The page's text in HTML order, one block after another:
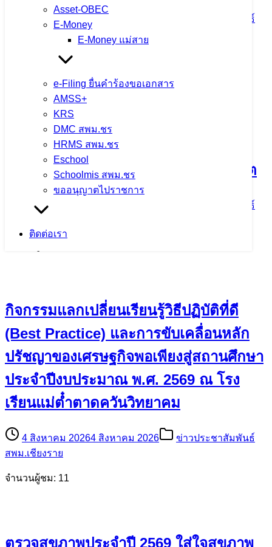
Asset-OBEC
E-Money
E-Money แม่สาย
e-Filing ยื่นคำร้องขอเอกสาร
AMSS+
KRS
DMC สพม.ชร
HRMS สพม.ชร
Eschool
Schoolmis สพม.ชร
ขออนุญาตไปราชการ
ติดต่อเรา
5 สิงหาคม 2026
ข่าวประชาสัมพันธ์
จำนวนผู้ชม: 9
สพม.เชียงราย ร่วมเป็นวิทยากรแนะแนว
การศึกษา ในกิจกรรม CRRU Road
Show 2026 เปิดโลกการเรียนรู้ สู่อนาคต
5 สิงหาคม 2026
ข่าวประชาสัมพันธ์
กิจกรรมแลกเปลี่ยนเรียนรู้วิธีปฏิบัติที่ดี
(Best Practice) และการขับเคลื่อนหลัก
ปรัชญาของเศรษฐกิจพอเพียงสู่สถานศึกษา
ประจำปีงบประมาณ พ.ศ. 2569 ณ โรง
เรียนแม่ต๋ำตาดควันวิทยาคม
4 สิงหาคม 20264 สิงหาคม 2026
ข่าวประชาสัมพันธ์
สพม.เชียงราย
จำนวนผู้ชม: 11
ตรวจสุขภาพประจำปี 2569 ใส่ใจสุขภาพ